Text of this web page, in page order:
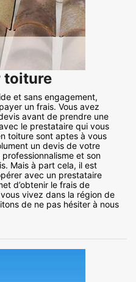
toiture
et sans engagement,
un frais. Vous avez
avant de prendre une
le prestataire qui vous
toiture sont aptes à vous
un devis de votre
et son
Mais à part cela, il est
avec un prestataire
d’obtenir le frais de
vivez dans la région de
de ne pas hésiter à nous